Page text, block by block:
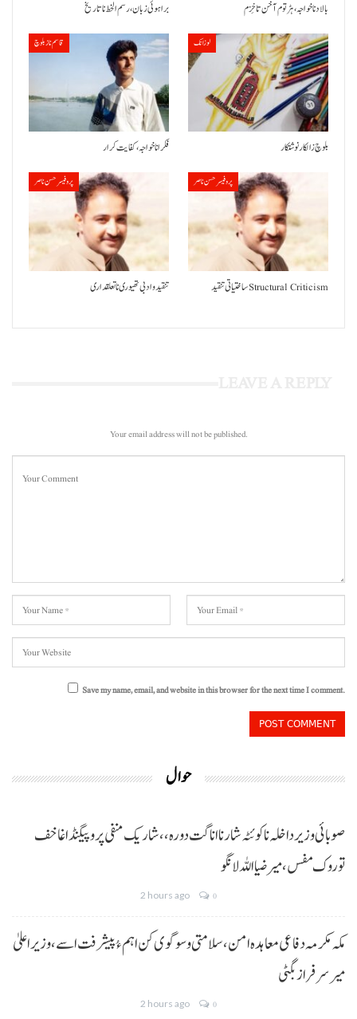
براہوئی زبان ،رسم الخط نا تاریخ بالاد نا خواجہ، ہڑتوم آ خن تا خِزم
قاسم ناز بلوچ
فکر انا خواجہ، کفایت کرار
لوزانک
بلوچ زالکار نوشتکار
پروفیسر حسن ناصر
تنقید و ادبی تھیوری نا تعلقداری
پروفیسر حسن ناصر
ساختیاتی تنقید Structural Criticism
Your email address will not be published.
Save my name, email, and website in this browser for the next time I comment.
حوال
صوبائی وزیر داخلہ نا کوئٹہ شار نا اناگت دورہ،، شاریک منفی پروپیگنڈا غا خف
توروک مفس، میر ضیا اللہ لانگو
2 hours ago 0
مکہ مکرمہ دفاعی معاہدہ امن، سلامتی و سوگوی کن اہم ءُ پیشرفت اسے،وزیراعلیٰ
میر سرفراز بگٹی
2 hours ago 0